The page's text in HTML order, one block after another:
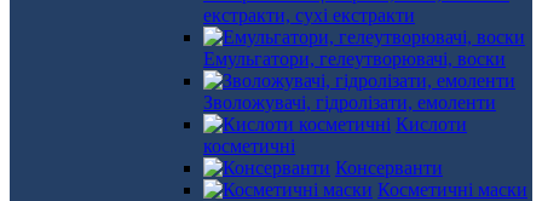
екстракти, сухі екстракти
Емульгатори, гелеутворювачі, воски
Зволожувачі, гідролізати, емоленти
Кислоти
косметичні
Консерванти
Косметичні маски